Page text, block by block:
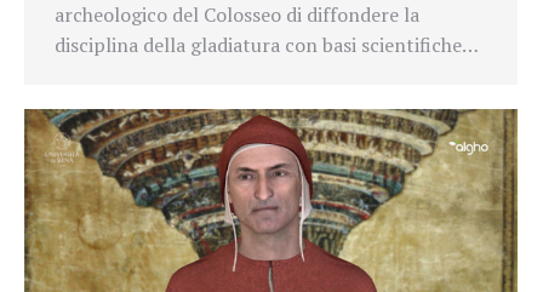
archeologico del Colosseo di diffondere la
disciplina della gladiatura con basi scientifiche…